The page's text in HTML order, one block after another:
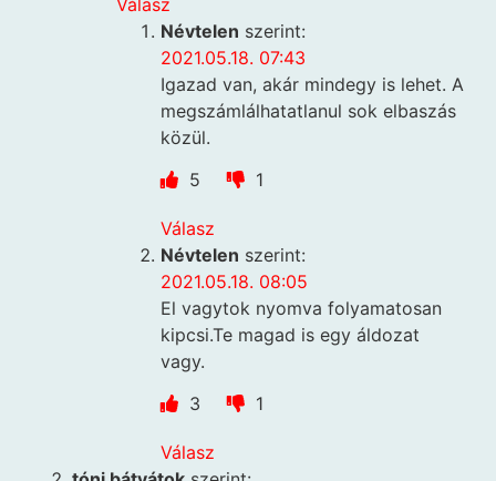
Névtelen szerint:
2021.05.18. 07:43
Igazad van, akár mindegy is lehet. A
megszámlálhatatlanul sok elbaszás
közül.
5
1
Válasz
Névtelen szerint:
2021.05.18. 08:05
El vagytok nyomva folyamatosan
kipcsi.Te magad is egy áldozat
vagy.
3
1
Válasz